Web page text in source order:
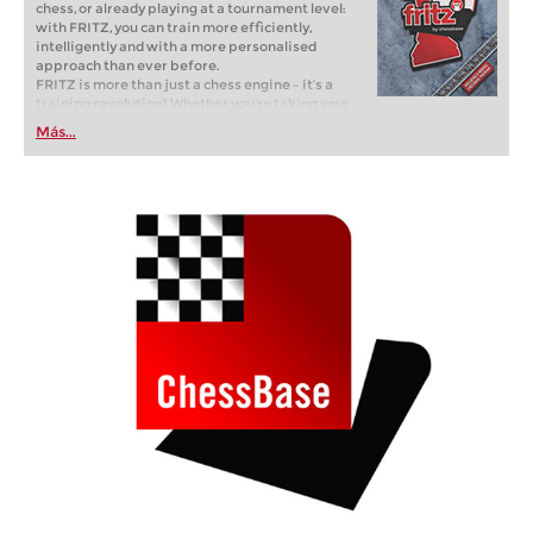
chess, or already playing at a tournament level:
with FRITZ, you can train more efficiently,
intelligently and with a more personalised
approach than ever before.
FRITZ is more than just a chess engine – it’s a
training revolution! Whether you’re taking your
first steps into the world of club chess, or already
playing at a tournament level: with FRITZ, you can
train more efficiently, intelligently and with a
Más...